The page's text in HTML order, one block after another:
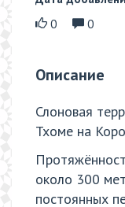
0
0
Описание
Слоновая
Тхоме на
около 300
постоянных